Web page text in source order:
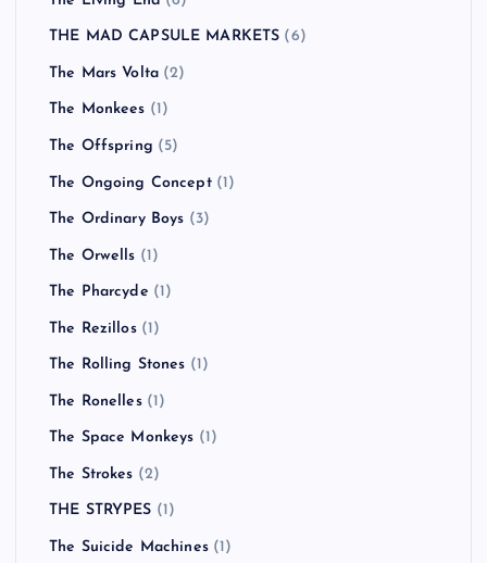
THE MAD CAPSULE MARKETS (6)
The Mars Volta (2)
The Monkees (1)
The Offspring (5)
The Ongoing Concept(1)
The Ordinary Boys (3)
The Orwells (1)
The Pharcyde (1)
The Rezillos(1)
The Rolling Stones (1)
The Ronelles(1)
The Space Monkeys (1)
The Strokes (2)
THE STRYPES (1)
The Suicide Machines(1)